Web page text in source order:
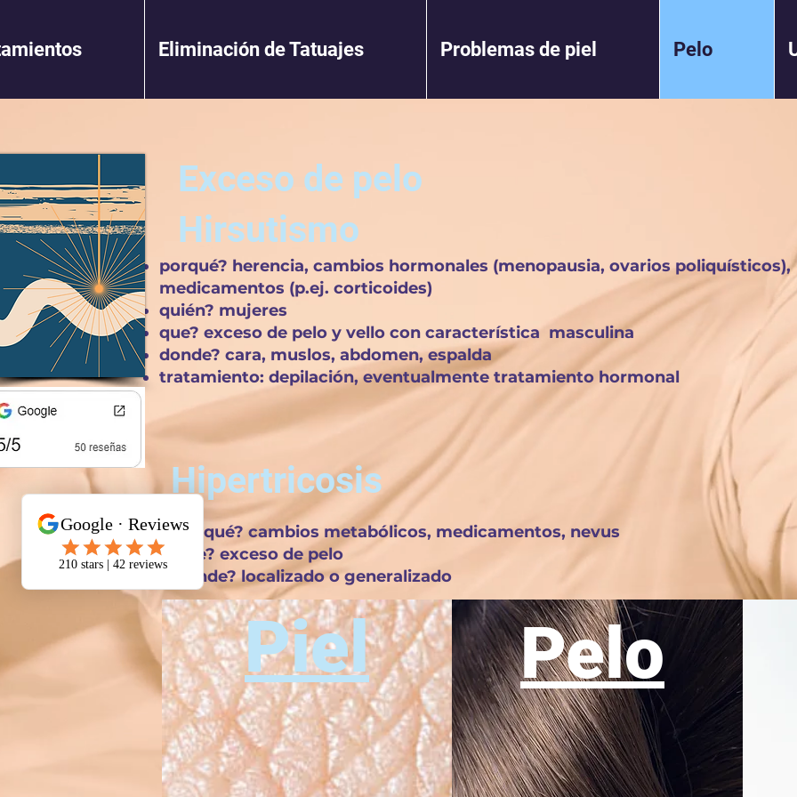
Eliminación de Tatuajes Problemas de piel Pelo
Exceso de pelo
Hirsutismo
porqué? herencia, cambios hormonales (menopausia, ovarios poliquísticos),
medicamentos (p.ej. corticoides)
quién? mujeres
que? exceso de pelo y vello con característica masculina
donde? cara, muslos, abdomen, espalda
tratamiento: depilación, eventualmente tratamiento hormonal
Hipertricosis
porqué? cambios metabólicos, medicamentos, nevus
que? exceso de pelo
donde? localizado o generalizado
Piel Pelo